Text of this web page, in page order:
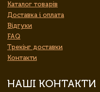
Каталог товарів
Доставка і оплата
Відгуки
FAQ
Трекінг доставки
Контакти
НАШІ КОНТАКТИ